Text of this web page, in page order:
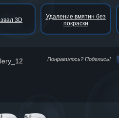
3D
Удаление вмятин без
покраски
Понравилось? Поделись!